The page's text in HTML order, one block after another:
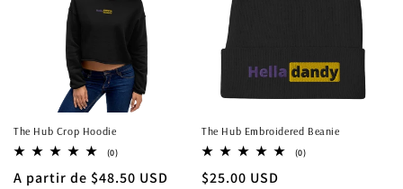
The Hub Crop Hoodie
(0)0
totales
Precio
A partir de $48.50 USD
The Hub Embroidered Beanie
(0)0
Precio
$25.00 USD